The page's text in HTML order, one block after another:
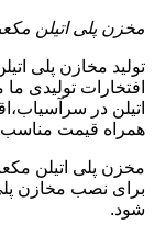
مخزن پلی اتیلن
افتخارات تولیدی
اتیلن در
همراه قیمت مناسب
مخزن پلی اتیلن
برای نصب مخازن
شود.